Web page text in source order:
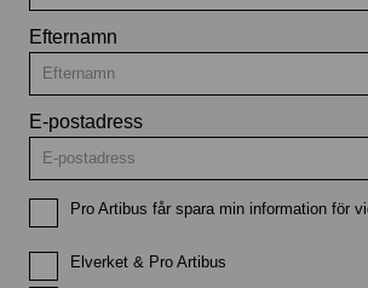
Efternamn
E-postadress
Pro Artibus får spara min information för
Elverket & Pro Artibus